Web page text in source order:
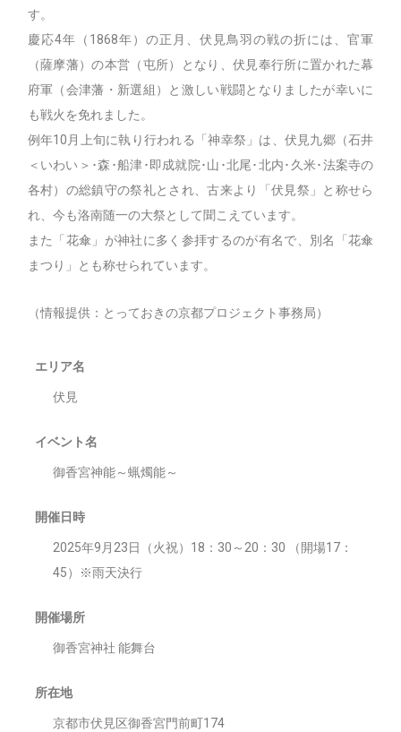
す。
慶応4年（1868年）の正月、伏見鳥羽の戦の折には、官軍
（薩摩藩）の本営（屯所）となり、伏見奉行所に置かれた幕
府軍（会津藩・新選組）と激しい戦闘となりましたが幸いに
も戦火を免れました。
例年10月上旬に執り行われる「神幸祭」は、伏見九郷（石井
＜いわい＞･森･船津･即成就院･山･北尾･北内･久米･法案寺の
各村）の総鎮守の祭礼とされ、古来より「伏見祭」と称せら
れ、今も洛南随一の大祭として聞こえています。
また「花傘」が神社に多く参拝するのが有名で、別名「花傘
まつり」とも称せられています。
（情報提供：とっておきの京都プロジェクト事務局）
エリア名
伏見
イベント名
御香宮神能～蝋燭能～
開催日時
2025年9月23日（火祝）18：30～20：30 （開場17：
45）※雨天決行
開催場所
御香宮神社 能舞台
所在地
京都市伏見区御香宮門前町174